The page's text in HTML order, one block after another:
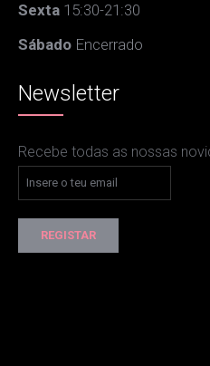
Sexta 15:30-21:30
Sábado Encerrado
Newsletter
Recebe todas as nossas